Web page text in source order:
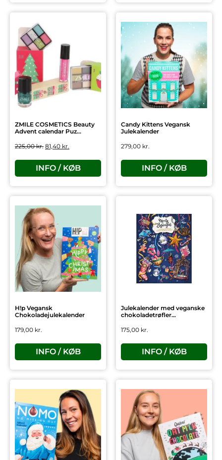
ZMILE COSMETICS Beauty
Advent calendar Puz...
225,00kr. 81,40 kr.
INFO / KØB
Candy Kittens Vegansk
Julekalender
279,00 kr.
INFO / KØB
H!p Vegansk
Chokoladejulekalender
179,00 kr.
INFO / KØB
Julekalender med veganske
chokoladetrøfler...
175,00 kr.
INFO / KØB